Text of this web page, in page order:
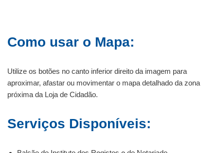
Como usar o Mapa:
Utilize os botões no canto inferior direito da imagem para
aproximar, afastar ou movimentar o mapa detalhado da zona
próxima da Loja de Cidadão.
Serviços Disponíveis: